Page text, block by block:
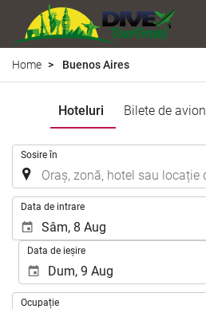
Home Buenos Aires
Hoteluri Bilete de avion
Sosire în
Data de intrare
Data de ieșire
Ocupație
Ocupație